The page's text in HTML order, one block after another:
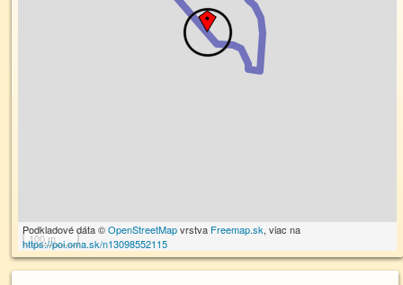
100 m
Podkladové dáta ©OpenStreetMapvrstva Freemap.sk, viac na
https://poi.oma.sk/n13098552115